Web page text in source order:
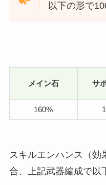
以下の形で
メイン石 サ
160%
スキルエンハンス（
合、上記武器編成で以